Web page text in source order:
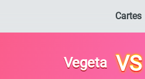
Cartes
Vegeta VS